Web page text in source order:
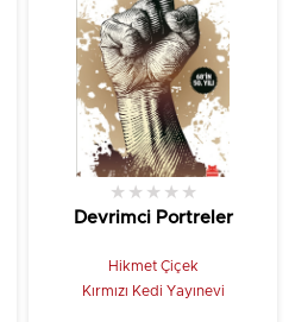
Devrimci Portreler
★ ★ ★ ★ ★
Hikmet Çiçek
Kırmızı Kedi Yayınevi